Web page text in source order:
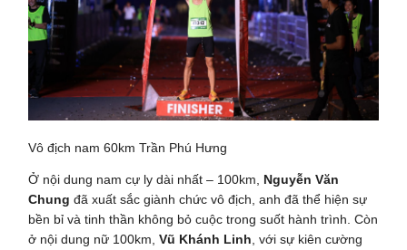
Vô địch nam 60km Trần Phú Hưng
Ở nội dung nam cự ly dài nhất – 100km, Nguyễn Văn
Chung đã xuất sắc giành chức vô địch, anh đã thể hiện sự
bền bỉ và tinh thần không bỏ cuộc trong suốt hành trình. Còn
ở nội dung nữ 100km,Vũ Khánh Linh , với sự kiên cường